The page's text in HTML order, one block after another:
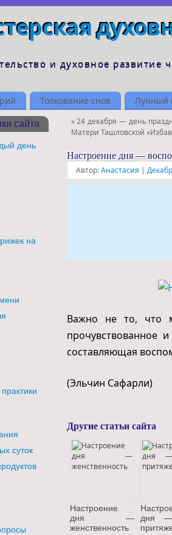
и духовное развитие
Толкование снов Лунный
«24 декабря — день
Матери Ташловской
Настроение дня —
Автор:Анастасия |
Важно не то, что
прочувствованное
составляющая
(Эльчин Сафарли)
Другие статьи сайта
Настроение
дня —
женственность
дня —
сайта
день
на
суток